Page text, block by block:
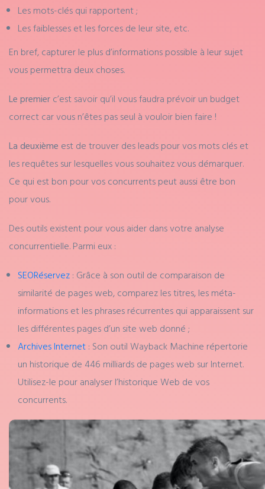
Les mots-clés qui rapportent ;
Les faiblesses et les forces de leur site, etc.
En bref, capturer le plus d’informations possible à leur sujet
vous permettra deux choses.
Le premier c’est savoir qu’il vous faudra prévoir un budget
correct car vous n’êtes pas seul à vouloir bien faire !
La deuxième est de trouver des leads pour vos mots clés et
les requêtes sur lesquelles vous souhaitez vous démarquer.
Ce qui est bon pour vos concurrents peut aussi être bon
pour vous.
Des outils existent pour vous aider dans votre analyse
concurrentielle. Parmi eux :
SEORéservez : Grâce à son outil de comparaison de
similarité de pages web, comparez les titres, les méta-
informations et les phrases récurrentes qui apparaissent sur
les différentes pages d’un site web donné ;
Archives Internet : Son outil Wayback Machine répertorie
un historique de 446 milliards de pages web sur Internet.
Utilisez-le pour analyser l’historique Web de vos
concurrents.